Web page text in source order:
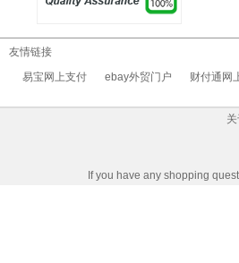
友情链接
易宝网上支付
ebay外贸门户 财付通网
If you have any shopping